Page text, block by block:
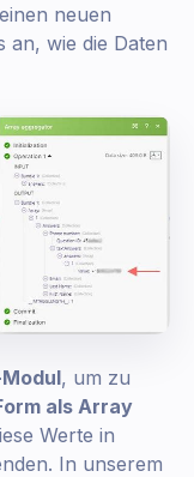
neuen
an, wie die Daten
, um zu
als Array
Werte in
In unserem